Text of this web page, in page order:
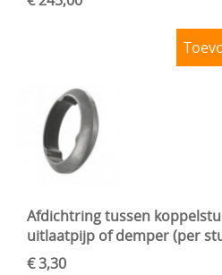
BENZINE, UITLAAT, KACHEL
ACHTERAS , DIFFERENTIEEL
HAND & VOETBEDIENINGEN
Afdichtring tussen
uitlaatpijp of demper (per
€ 3,30